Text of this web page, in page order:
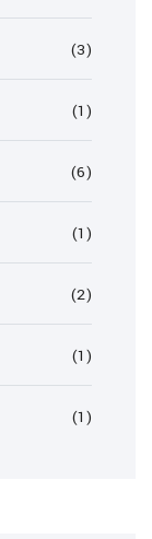
(3)
(1)
(6)
(1)
(2)
(1)
(1)